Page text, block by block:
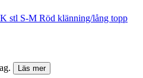
Läs mer
S-M Röd klänning/lång topp